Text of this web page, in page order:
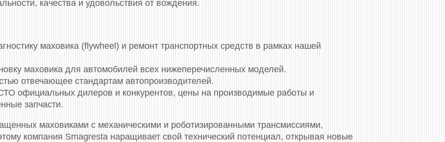
качества и удовольствия от вождения.
маховика (flywheel) и ремонт транспортных средств в рамках нашей
маховика для автомобилей всех нижеперечисленных моделей.
отвечающее стандартам автопроизводителей.
официальных дилеров и конкурентов, цены на производимые работы и
запчасти.
маховиками c механическими и роботизированными трансмиссиями,
компания Smagresta наращивает свой технический потенциал, открывая новые